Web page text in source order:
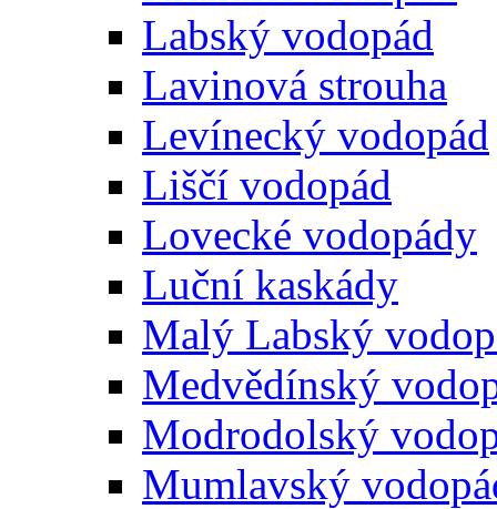
Labský vodopád
Lavinová strouha
Levínecký vodopád
Liščí vodopád
Lovecké vodopády
Luční kaskády
Malý Labský
Medvědínský
Modrodolský
Mumlavský